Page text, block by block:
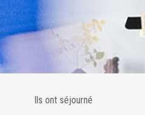
Ils ont séjourné